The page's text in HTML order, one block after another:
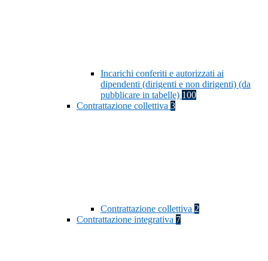
Incarichi conferiti e autorizzati ai
dipendenti (dirigenti e non dirigenti) (da
pubblicare in tabelle) 100
Contrattazione collettiva 3
Contrattazione collettiva 2
Contrattazione integrativa 7